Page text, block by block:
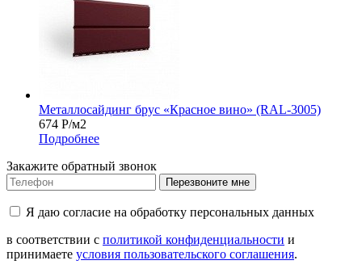
Металлосайдинг брус «Красное вино» (RAL-3005)
674 Р/м2
Подробнее
Закажите обратный звонок
Перезвоните мне
Я даю согласие на обработку персональных данных
в соответствии с политикой конфиденциальности и
принимаете условия пользовательского соглашения.